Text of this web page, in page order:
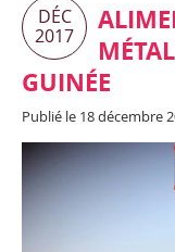
DÉC
2017
GUINÉE
Publié le 18 décembre